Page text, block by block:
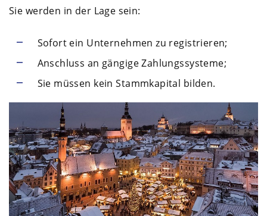
Sie werden in der Lage sein:
Sofort ein Unternehmen zu registrieren;
Anschluss an gängige Zahlungssysteme;
Sie müssen kein Stammkapital bilden.